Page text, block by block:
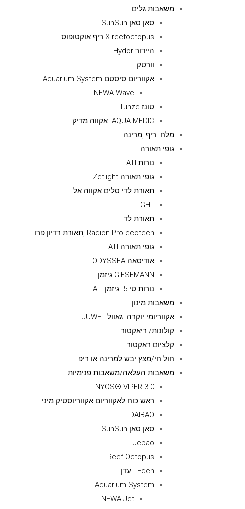
משאבות גלים
סאן סאן SunSun
X reefoctopus ריף אוקטופוס
היידור Hydor
וורטק
אקווריום סיסטם Aquarium System
NEWA Wave
טונז Tunze
AQUA MEDIC- אקווה מדיק
מלח--ריף ,מרינה
גופי תאורה
נורות ATI
גופי תאורה Zetlight
תאורת לדי סלים אקווה אל
GHL
תאורת לד
Radion Pro ecotech ,תאורת רדיון פרו
גופי תאורה ATI
אודיסאה ODYSSEA
GIESEMANN גיזמן
נורות טי 5 -גיזמן ATI
משאבות מינון
אקווריומי יוקרה- גאוול JUWEL
קולונות/ ריאקטור
קלציום ראקטור
חול חי/מצץ יבש למרינה או ריפ
משאבות העלאה/משאבות פנימיות
NYOS® VIPER 3.0
ראש כוח לאקווריום אקווריוסטיק מיני
DAIBAO
סאן סאן SunSun
Jebao
Reef Octopus
Eden - עדן
Aquarium System
NEWA Jet